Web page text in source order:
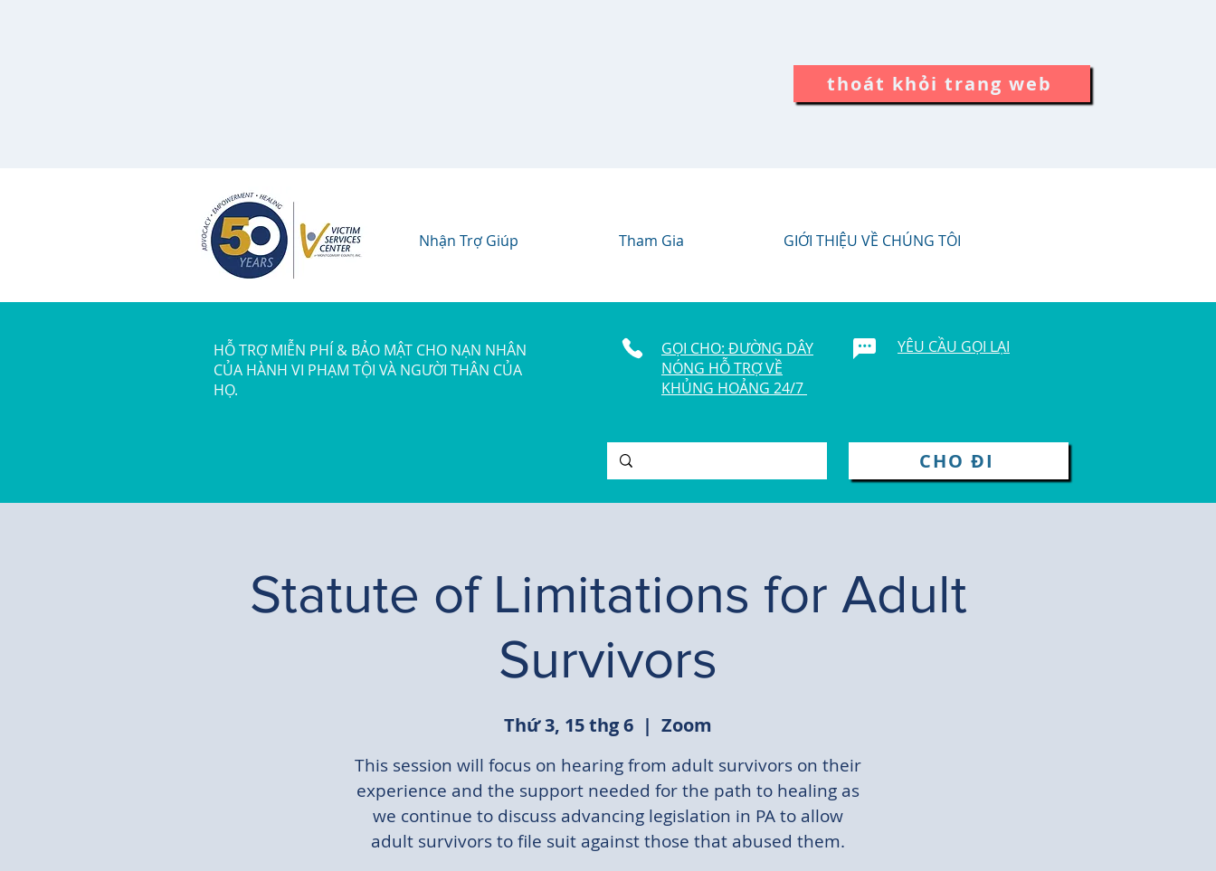
thoát khỏi trang web
Nhận Trợ Giúp Tham Gia GIỚI THIỆU VỀ CHÚNG TÔI
HỖ TRỢ MIỄN PHÍ & BẢO MẬT CHO NẠN NHÂN
CỦA HÀNH VI PHẠM TỘI VÀ NGƯỜI THÂN CỦA
HỌ.
GỌI CHO: ĐƯỜNG DÂY
NÓNG HỖ TRỢ VỀ
KHỦNG HOẢNG 24/7
YÊU CẦU GỌI LẠI
CHO ĐI
Statute of Limitations for Adult
Survivors
Thứ 3, 15 thg 6
  |
Zoom
This session will focus on hearing from adult survivors on their
experience and the support needed for the path to healing as
we continue to discuss advancing legislation in PA to allow
adult survivors to file suit against those that abused them.